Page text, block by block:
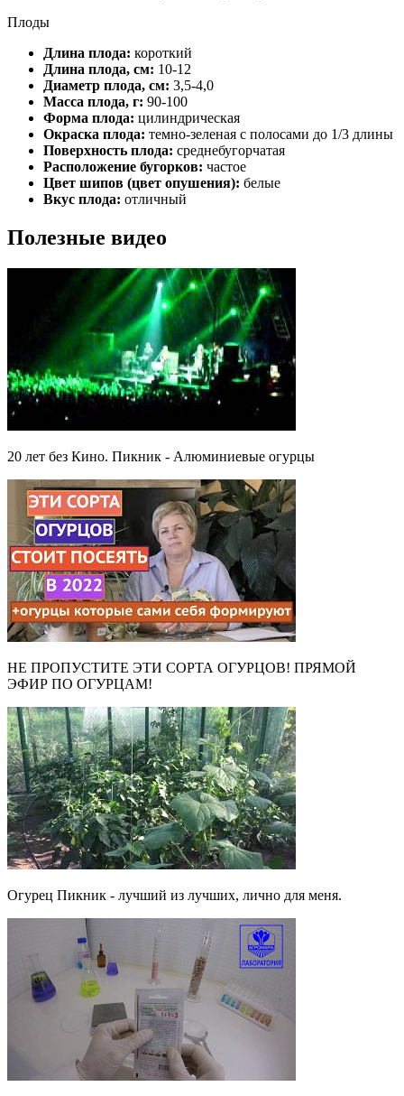
Плоды
Длина плода: короткий
Длина плода, см: 10-12
Диаметр плода, см: 3,5-4,0
Масса плода, г: 90-100
Форма плода: цилиндрическая
Окраска плода: темно-зеленая с полосами до 1/3 длины
Поверхность плода: среднебугорчатая
Расположение бугорков: частое
Цвет шипов (цвет опушения): белые
Вкус плода: отличный
Полезные видео
20 лет без Кино. Пикник - Алюминиевые огурцы
НЕ ПРОПУСТИТЕ ЭТИ СОРТА ОГУРЦОВ! ПРЯМОЙ
ЭФИР ПО ОГУРЦАМ!
Огурец Пикник - лучший из лучших, лично для меня.